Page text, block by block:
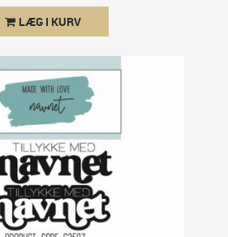
LÆG I KURV